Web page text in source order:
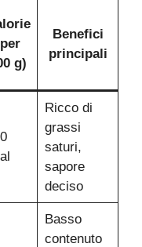
g)
Benefici
principali
Ricco di
grassi
saturi,
sapore
deciso
Basso
contenuto